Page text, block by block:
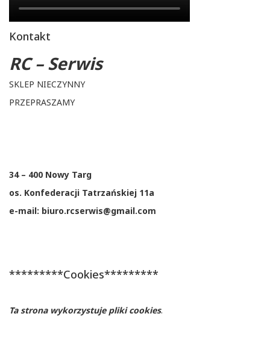
Kontakt
RC – Serwis
SKLEP NIECZYNNY
PRZEPRASZAMY
34 – 400 Nowy Targ
os. Konfederacji Tatrzańskiej 11a
e-mail: biuro.rcserwis@gmail.com
*********Cookies*********
Ta strona wykorzystuje pliki cookies.